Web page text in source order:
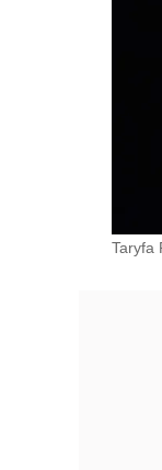
Taryfa